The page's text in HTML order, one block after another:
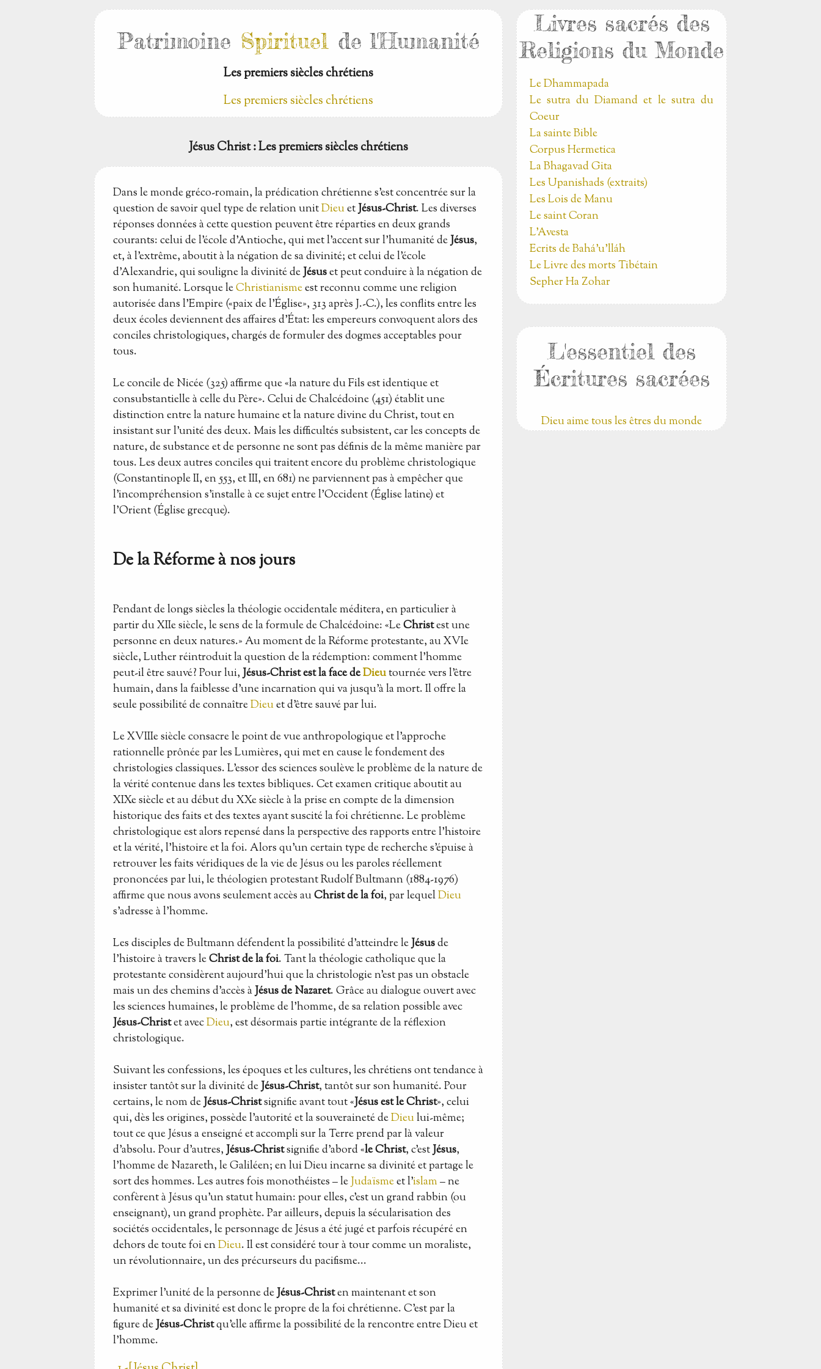
Patrimoine Spirituel de l'Humanité
Les premiers siècles chrétiens
Les premiers siècles chrétiens
Jésus Christ: Les premiers siècles chrétiens
Dans le monde gréco-romain, la prédication chrétienne s'est concentrée sur la
question de savoir quel type de relation unitDieuetJésus-Christ. Les diverses
réponses données à cette question peuvent être réparties en deux grands
courants: celui de l'école d'Antioche, qui met l'accent sur l'humanité deJésus,
et, à l'extrême, aboutit à la négation de sa divinité; et celui de l'école
d'Alexandrie, qui souligne la divinité deJésuset peut conduire à la négation de
son humanité. Lorsque leChristianismeest reconnu comme une religion
autorisée dans l'Empire («paix de l'Église», 313 après J.-C.), les conflits entre les
deux écoles deviennent des affaires d'État: les empereurs convoquent alors des
conciles christologiques, chargés de formuler des dogmes acceptables pour
tous.
Le concile de Nicée (325) affirme que «la nature du Fils est identique et
consubstantielle à celle du Père». Celui de Chalcédoine (451) établit une
distinction entre la nature humaine et la nature divine du Christ, tout en
insistant sur l'unité des deux. Mais les difficultés subsistent, car les concepts de
nature, de substance et de personne ne sont pas définis de la même manière par
tous. Les deux autres conciles qui traitent encore du problème christologique
(Constantinople II, en 553, et III, en 681) ne parviennent pas à empêcher que
l'incompréhension s'installe à ce sujet entre l'Occident (Église latine) et
l'Orient (Église grecque).
De la Réforme à nos jours
Pendant de longs siècles la théologie occidentale méditera, en particulier à
partir du XIIe siècle, le sens de la formule de Chalcédoine: «LeChristest une
personne en deux natures.» Au moment de la Réforme protestante, au XVIe
siècle, Luther réintroduit la question de la rédemption: comment l'homme
peut-il être sauvé? Pour lui,Jésus-Christ est la face deDieutournée vers l'être
humain, dans la faiblesse d'une incarnation qui va jusqu'à la mort. Il offre la
seule possibilité de connaîtreDieuet d'être sauvé par lui.
Le XVIIIe siècle consacre le point de vue anthropologique et l'approche
rationnelle prônée par les Lumières, qui met en cause le fondement des
christologies classiques. L'essor des sciences soulève le problème de la nature de
la vérité contenue dans les textes bibliques. Cet examen critique aboutit au
XIXe siècle et au début du XXe siècle à la prise en compte de la dimension
historique des faits et des textes ayant suscité la foi chrétienne. Le problème
christologique est alors repensé dans la perspective des rapports entre l'histoire
et la vérité, l'histoire et la foi. Alors qu'un certain type de recherche s'épuise à
retrouver les faits véridiques de la vie de Jésus ou les paroles réellement
prononcées par lui, le théologien protestant Rudolf Bultmann (1884-1976)
affirme que nous avons seulement accès auChrist de la foi, par lequelDieu
s'adresse à l'homme.
Les disciples de Bultmann défendent la possibilité d'atteindre leJésusde
l'histoire à travers leChrist de la foi. Tant la théologie catholique que la
protestante considèrent aujourd'hui que la christologie n'est pas un obstacle
mais un des chemins d'accès àJésus de Nazaret. Grâce au dialogue ouvert avec
les sciences humaines, le problème de l'homme, de sa relation possible avec
Jésus-Christet avecDieu, est désormais partie intégrante de la réflexion
christologique.
Suivant les confessions, les époques et les cultures, les chrétiens ont tendance à
insister tantôt sur la divinité deJésus-Christ, tantôt sur son humanité. Pour
certains, le nom deJésus-Christsignifie avant tout «Jésus est le Christ», celui
qui, dès les origines, possède l'autorité et la souveraineté deDieului-même;
tout ce que Jésus a enseigné et accompli sur la Terre prend par là valeur
d'absolu. Pour d'autres,Jésus-Christsignifie d'abord «le Christ, c'estJésus,
l'homme de Nazareth, le Galiléen; en lui Dieu incarne sa divinité et partage le
sort des hommes. Les autres fois monothéistes – leJudaïsmeet l'islam– ne
confèrent à Jésus qu'un statut humain: pour elles, c'est un grand rabbin (ou
enseignant), un grand prophète. Par ailleurs, depuis la sécularisation des
sociétés occidentales, le personnage de Jésus a été jugé et parfois récupéré en
dehors de toute foi enDieu. Il est considéré tour à tour comme un moraliste,
un révolutionnaire, un des précurseurs du pacifisme...
Exprimer l'unité de la personne deJésus-Christen maintenant et son
humanité et sa divinité est donc le propre de la foi chrétienne. C'est par la
figure deJésus-Christqu'elle affirme la possibilité de la rencontre entre Dieu et
l'homme.
Livres sacrés des
Religions du Monde
Le Dhammapada
Le sutra du Diamand et le sutra du
Coeur
La sainte Bible
Corpus Hermetica
La Bhagavad Gita
Les Upanishads (extraits)
Les Lois de Manu
Le saint Coran
L'Avesta
Ecrits de Bahá’u’lláh
Le Livre des morts Tibétain
Sepher Ha Zohar
L'essentiel des
Écritures sacrées
Dieu aime tous les êtres du monde